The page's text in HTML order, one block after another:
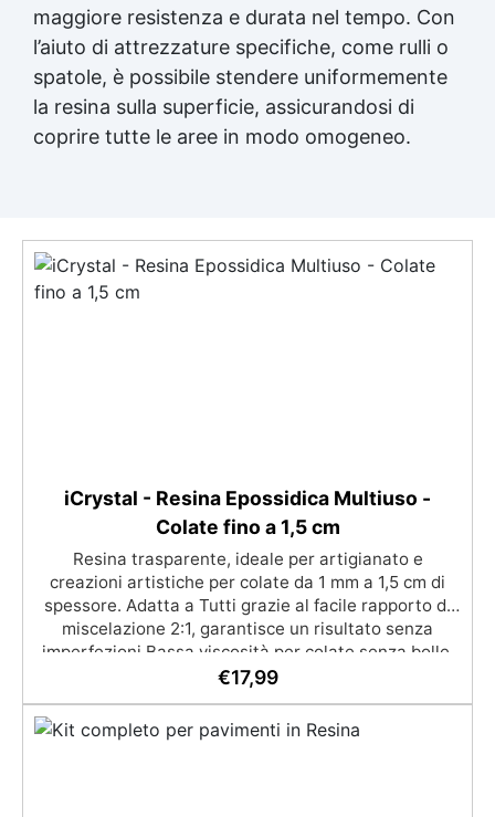
maggiore resistenza e durata nel tempo. Con
l’aiuto di attrezzature specifiche, come rulli o
spatole, è possibile stendere uniformemente
la resina sulla superficie, assicurandosi di
coprire tutte le aree in modo omogeneo.
iCrystal - Resina Epossidica Multiuso -
Colate fino a 1,5 cm
Resina trasparente, ideale per artigianato e
creazioni artistiche per colate da 1 mm a 1,5 cm di
spessore. Adatta a Tutti grazie al facile rapporto di
miscelazione 2:1, garantisce un risultato senza
imperfezioni Bassa viscosità per colate senza bolle,
compatibile con legno, silicone, vetro, metallo e altri
per il contatto con la pelle, Bpa Free e senza Solventi
(Voc Free) Superficie lucida, autolivellante e con filtri
€17,99